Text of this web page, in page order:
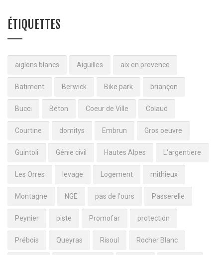
ÉTIQUETTES
aiglons blancs Aiguilles aix en provence
Batiment Berwick Bike park briançon
Bucci Béton Coeur de Ville Colaud
Courtine domitys Embrun Gros oeuvre
Guintoli Génie civil Hautes Alpes L'argentiere
Les Orres levage Logement mithieux
Montagne NGE pas de l'ours Passerelle
Peynier piste Promofar protection
Prébois Queyras Risoul Rocher Blanc